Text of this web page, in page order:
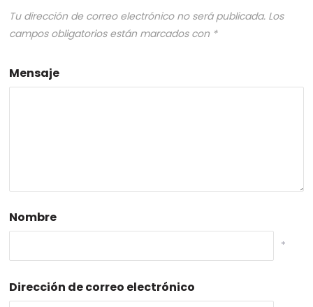
Tu dirección de correo electrónico no será publicada. Los
campos obligatorios están marcados con *
Mensaje
Nombre
*
Dirección de correo electrónico